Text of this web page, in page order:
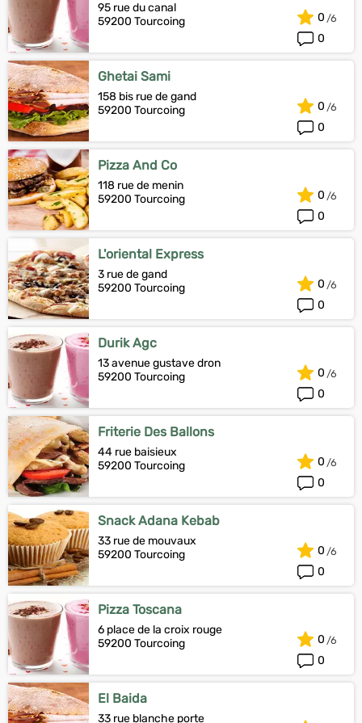
95 rue du canal
59200 Tourcoing
0
0
Ghetai Sami
158 bis rue de gand
59200 Tourcoing
0
0
Pizza And Co
118 rue de menin
59200 Tourcoing
0
0
L'oriental Express
3 rue de gand
59200 Tourcoing
0
0
Durik Agc
13 avenue gustave dron
59200 Tourcoing
0
0
Friterie Des Ballons
44 rue baisieux
59200 Tourcoing
0
0
Snack Adana Kebab
33 rue de mouvaux
59200 Tourcoing
0
0
Pizza Toscana
6 place de la croix rouge
59200 Tourcoing
0
0
El Baida
33 rue blanche porte